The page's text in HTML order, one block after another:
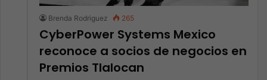
Brenda Rodriguez 265
CyberPower Systems Mexico
reconoce a socios de negocios en
Premios Tlalocan